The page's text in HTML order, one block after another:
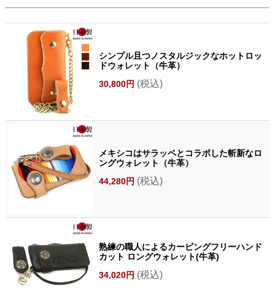
シンプル且つノスタルジックなホットロッ
ドウォレット（牛革）
30,800円 (税込)
メキシコはサラッペとコラボした斬新なロ
ングウォレット（牛革）
44,280円 (税込)
熟練の職人によるカービングフリーハンド
カット ロングウォレット(牛革)
34,020円 (税込)